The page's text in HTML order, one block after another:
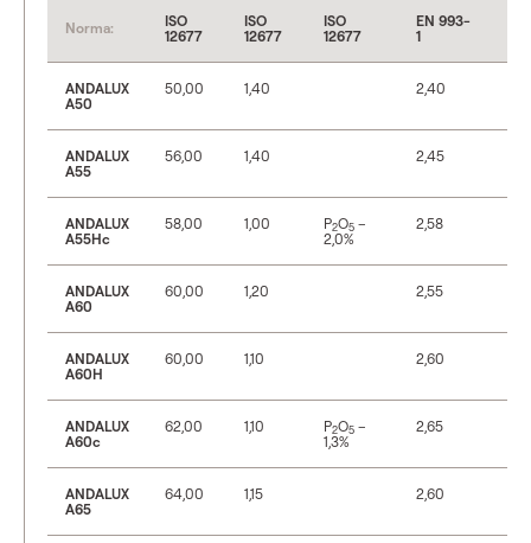
Norma:
ISO
12677
ISO
12677
ISO
12677
EN 993-
1
ANDALUX
A50
50,00 1,40 2,40
ANDALUX
A55
56,00 1,40 2,45
ANDALUX
A55Hc
58,00 1,00 P2O5 –
2,0%
2,58
ANDALUX
A60
60,00 1,20 2,55
ANDALUX
A60H
60,00 1,10 2,60
ANDALUX
A60c
62,00 1,10 P2O5 –
1,3%
2,65
ANDALUX
A65
64,00 1,15 2,60